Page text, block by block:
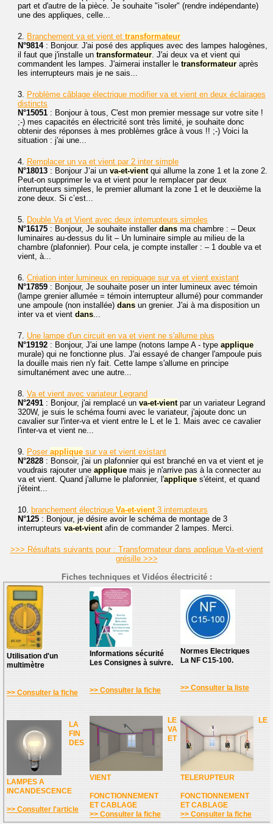
part et d'autre de la pièce. Je souhaite "isoler" (rendre indépendante)
une des appliques, celle...
2. Branchement va et vient et transformateur
N°9814: Bonjour. J'ai posé des appliques avec des lampes halogènes,
il faut que j'installe un transformateur. J'ai deux va et vient qui
commandent les lampes. J'aimerai installer le transformateur après
les interrupteurs mais je ne sais...
3. Problème câblage électrique modifier va et vient en deux éclairages
distincts
N°15051 : Bonjour à tous, C'est mon premier message sur votre site !
;-) mes capacités en électricité sont très limité, je souhaite donc
obtenir des réponses à mes problèmes grâce à vous !! ;-) Voici la
situation : j'ai une...
4. Remplacer un va et vient par 2 inter simple
N°18013 : Bonjour J’ai un va-et-vientqui allume la zone 1 et la zone 2.
Peut-on supprimer le va et vient pour le remplacer par deux
interrupteurs simples, le premier allumant la zone 1 et le deuxième la
zone deux. Si c’est...
5. Double Va et Vient avec deux interrupteurs simples
N°16175 : Bonjour, Je souhaite installer dans ma chambre : – Deux
luminaires au-dessus du lit – Un luminaire simple au milieu de la
chambre (plafonnier). Pour cela, je compte installer : – 1 double va et
vient, à...
6. Création inter lumineux en repiquage sur va et vient existant
N°17859 : Bonjour, Je souhaite poser un inter lumineux avec témoin
(lampe grenier allumée = témoin interrupteur allumé) pour commander
une ampoule (non installée) dans un grenier. J'ai à ma disposition un
inter va et vient dans...
7. Une lampe d'un circuit en va et vient ne s'allume plus
N°19192 : Bonjour, J'ai une lampe (notons lampe A - type applique
murale) qui ne fonctionne plus. J'ai essayé de changer l'ampoule puis
la douille mais rien n'y fait. Cette lampe s'allume en principe
simultanément avec une autre...
8. Va et vient avec variateur Legrand
N°2491 : Bonjour, j'ai remplacé un va-et-vientpar un variateur Legrand
320W, je suis le schéma fourni avec le variateur, j'ajoute donc un
cavalier sur l'inter-va et vient entre le L et le 1. Mais avec ce cavalier
l'inter-va et vient ne...
9. Poser applique sur va et vient existant
N°2828 : Bonsoir, j'ai un plafonnier qui est branché en va et vient et je
voudrais rajouter une applique mais je n'arrive pas à la connecter au
va et vient. Quand j'allume le plafonnier, l'applique s'éteint, et quand
j'éteint...
10. branchement électrique Va-et-vient3 interrupteurs
N°125 : Bonjour, je désire avoir le schéma de montage de 3
interrupteurs va-et-vientafin de commander 2 lampes. Merci.
>>> Résultats suivants pour : Transformateur dans applique Va-et-vient
grésille >>>
Fiches techniques et Vidéos électricité :
Utilisation d'un
multimètre
>> Consulter la fiche
Informations sécurité
Les Consignes à suivre.
>> Consulter la fiche
Normes Electriques
La NF C15-100.
>> Consulter la liste
LA
FIN
DES
LAMPES A
INCANDESCENCE
>> Consulter l'article
LE
VA
ET
VIENT
FONCTIONNEMENT
ET CABLAGE
>> Consulter la fiche
LE
TELERUPTEUR
FONCTIONNEMENT
ET CABLAGE
>> Consulter la fiche